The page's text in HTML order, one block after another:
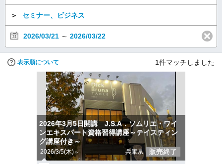
＞ セミナー、ビジネス
2026/03/21 ～ 2026/03/22
表示順について 1件マッチしました
2026年3月5日開講 J.S.A．ソムリエ・ワイ
ンエキスパート資格習得講座～テイスティン
グ講座付き～
2026/3/5(木)～ 兵庫県 販売終了